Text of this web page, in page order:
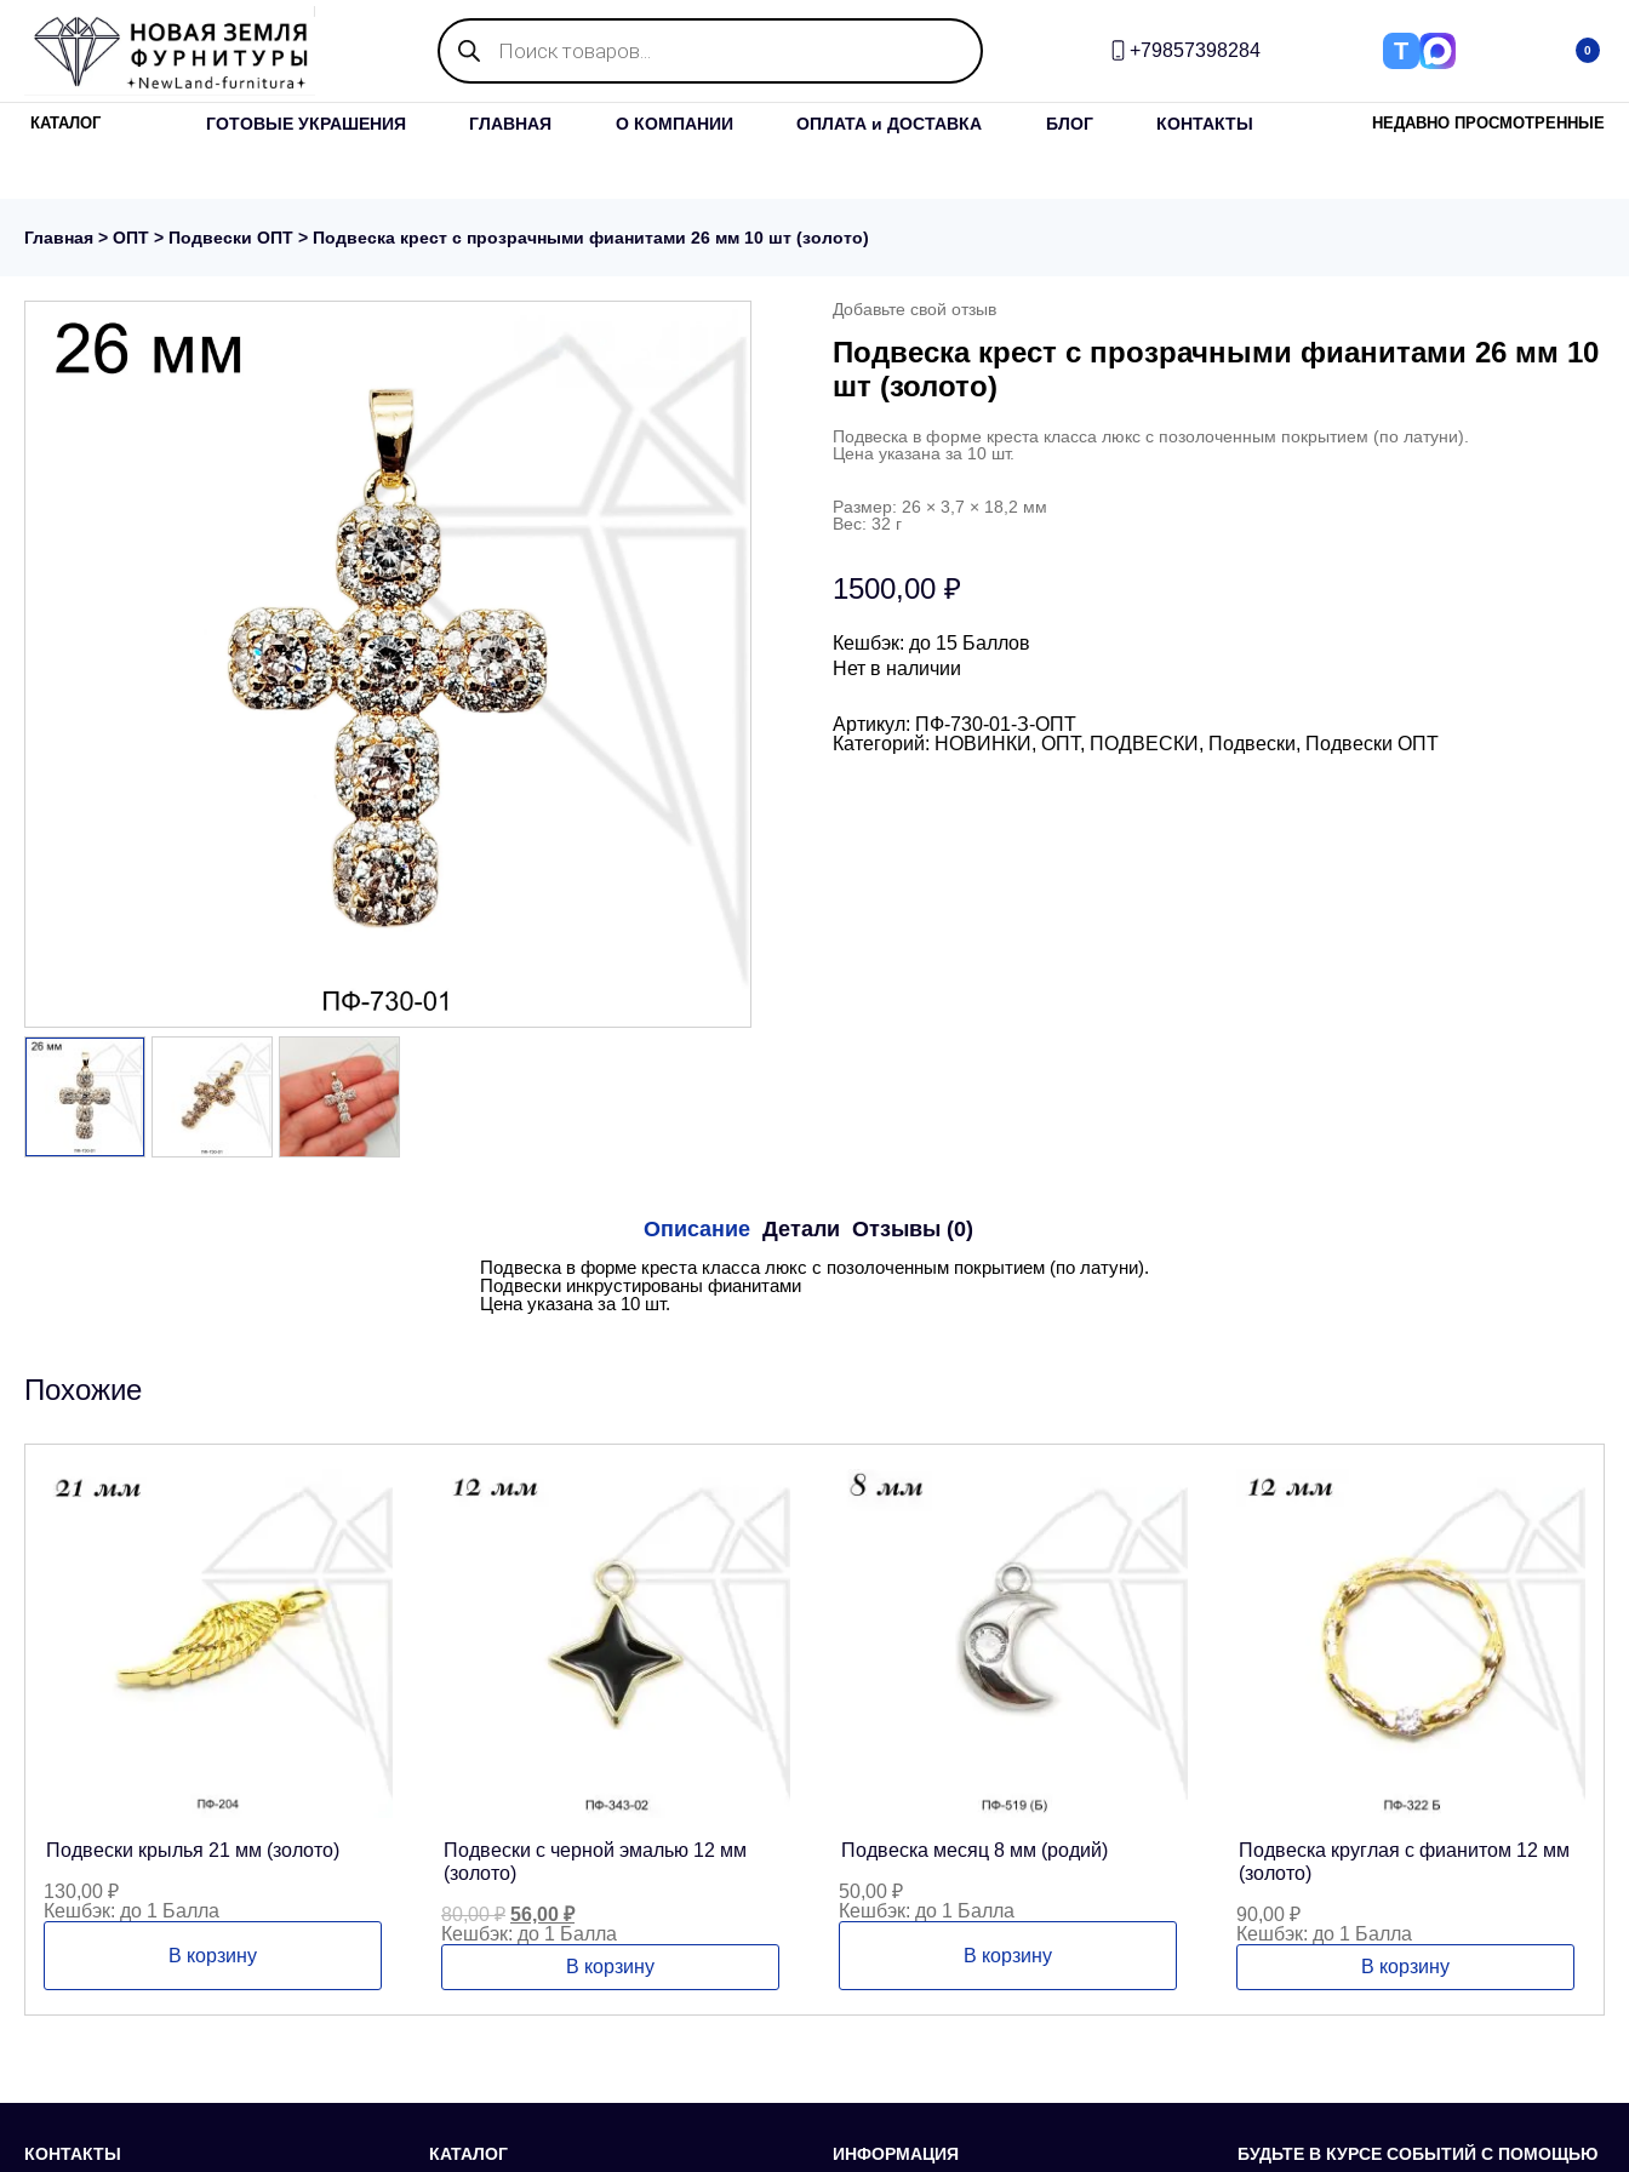
Поиск
товаров
+79857398284 Т 0
КАТАЛОГ ГОТОВЫЕ УКРАШЕНИЯ ГЛАВНАЯ О КОМПАНИИ ОПЛАТА и ДОСТАВКА БЛОГ КОНТАКТЫ НЕДАВНО ПРОСМОТРЕННЫЕ
Главная > ОПТ > Подвески ОПТ > Подвеска крест с прозрачными фианитами 26 мм 10 шт (золото)
Добавьте свой отзыв
Подвеска крест с прозрачными фианитами 26 мм 10
шт (золото)
Подвеска в форме креста класса люкс с позолоченным покрытием (по латуни).
Цена указана за 10 шт.
Размер: 26 × 3,7 × 18,2 мм
Вес: 32 г
1500,00 ₽
Кешбэк: до 15 Баллов
Нет в наличии
Артикул: ПФ-730-01-З-ОПТ
Категорий: НОВИНКИ , ОПТ, ПОДВЕСКИ , Подвески, Подвески ОПТ
Описание Детали Отзывы (0)
Подвеска в форме креста класса люкс с позолоченным покрытием (по латуни).
Подвески инкрустированы фианитами
Цена указана за 10 шт.
Похожие
Подвески крылья 21 мм (золото)
130,00 ₽
Кешбэк: до 1 Балла
В корзину
Подвески с черной эмалью 12 мм
(золото)
80,00₽ Первоначальная
цена
составляла
80,00 ₽.
56,00 ₽Текущая
цена:
56,00 ₽.
Кешбэк: до 1 Балла
В корзину
Подвеска месяц 8 мм (родий)
50,00 ₽
Кешбэк: до 1 Балла
В корзину
Подвеска круглая с фианитом 12 мм
(золото)
90,00 ₽
Кешбэк: до 1 Балла
В корзину
КОНТАКТЫ КАТАЛОГ ИНФОРМАЦИЯ БУДЬТЕ В КУРСЕ СОБЫТИЙ С ПОМОЩЬЮ